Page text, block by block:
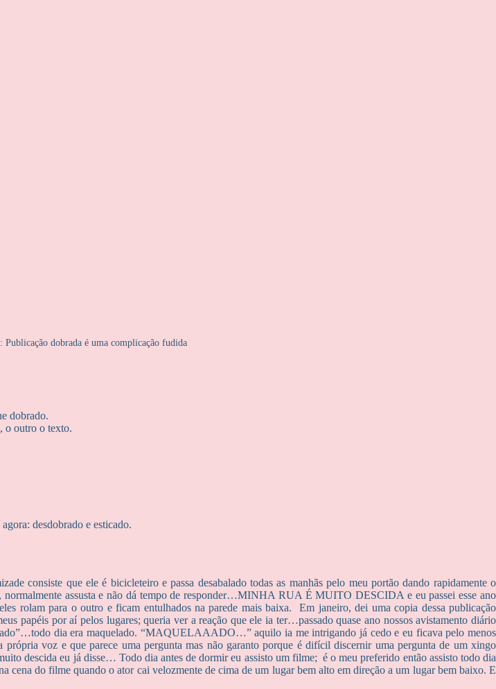
dobrada é uma complicação fudida
dobrado.
o outro o texto.
desdobrado e esticado.
consiste que ele é bicicleteiro e passa desabalado todas as manhãs pelo meu portão dando rapidamente o
normalmente assusta e não dá tempo de responder…MINHA RUA É MUITO DESCIDA e eu passei esse ano
rolam para o outro e ficam entulhados na parede mais baixa. Em janeiro, dei uma copia dessa publicação
papéis por aí pelos lugares; queria ver a reação que ele ia ter…passado quase ano nossos avistamento diário
dia era maquelado. “MAQUELAAADO…” aquilo ia me intrigando já cedo e eu ficava pelo menos
voz e que parece uma pergunta mas não garanto porque é difícil discernir uma pergunta de um xingo
descida eu já disse… Todo dia antes de dormir eu assisto um filme; é o meu preferido então assisto todo dia
cena do filme quando o ator cai velozmente de cima de um lugar bem alto em direção a um lugar bem baixo. E